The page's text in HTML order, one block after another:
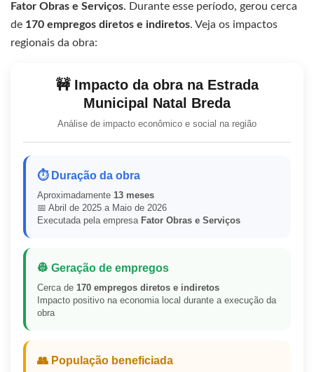
Fator Obras e Serviços. Durante esse período, gerou cerca
de 170 empregos diretos e indiretos. Veja os impactos
regionais da obra:
🚧 Impacto da obra na Estrada
Municipal Natal Breda
Análise de impacto econômico e social na região
⏱️ Duração da obra
Aproximadamente 13 meses
📅 Abril de 2025 a Maio de 2026
Executada pela empresa Fator Obras e Serviços
👷 Geração de empregos
Cerca de 170 empregos diretos e indiretos
Impacto positivo na economia local durante a execução da
obra
👥 População beneficiada